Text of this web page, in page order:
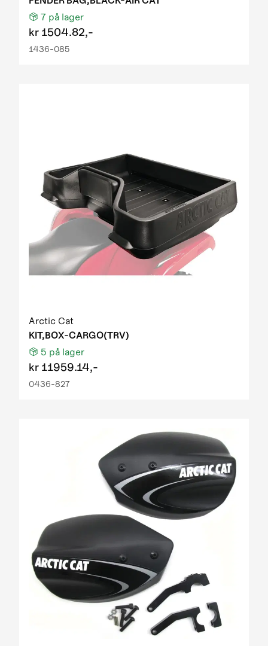
7 på lager
kr 1504.82,-
1436-085
Arctic Cat
KIT,BOX-CARGO(TRV)
5 på lager
kr 11959.14,-
0436-827